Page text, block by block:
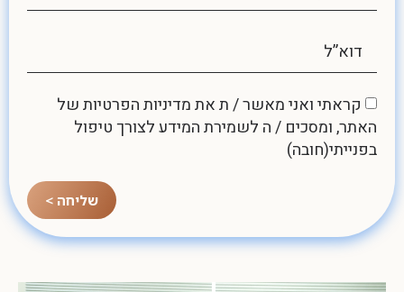
קראתי ואני מאשר / ת אתמדיניות הפרטיותשל
האתר, ומסכים / ה לשמירת המידע לצורך טיפול
בפנייתי(חובה)
שליחה >